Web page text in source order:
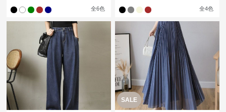
全6色 全4色
SALE